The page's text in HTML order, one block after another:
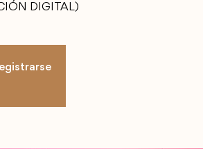
DIGITAL)